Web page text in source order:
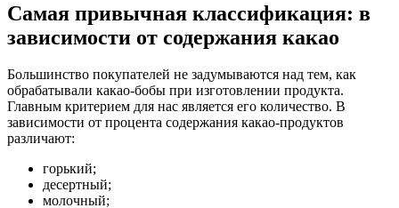
Самая привычная классификация: в
зависимости от содержания какао
Большинство покупателей не задумываются над тем, как
обрабатывали какао-бобы при изготовлении продукта.
Главным критерием для нас является его количество. В
зависимости от процента содержания какао-продуктов
различают:
горький;
десертный;
молочный;